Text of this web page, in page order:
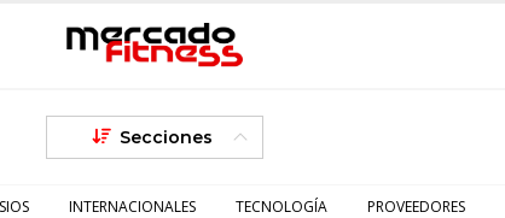
Secciones
INTERNACIONALES TECNOLOGÍA PROVEEDORES